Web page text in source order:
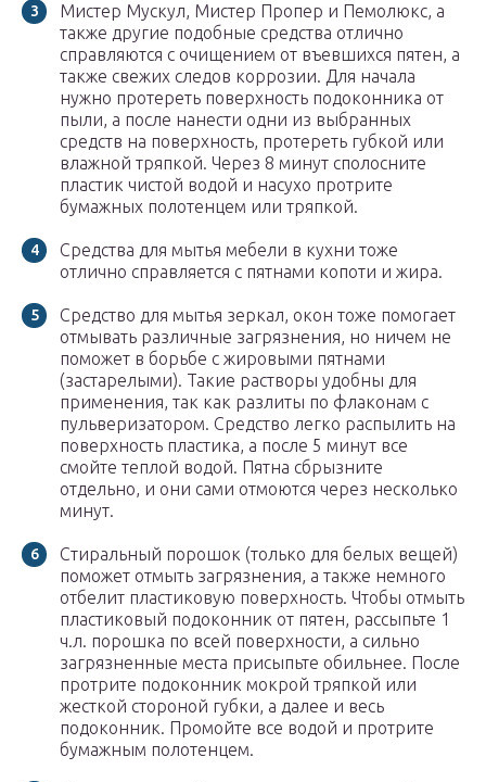
Мистер Мускул, Мистер Пропер и Пемолюкс, а
также другие подобные средства отлично
справляются с очищением от въевшихся пятен, а
также свежих следов коррозии. Для начала
нужно протереть поверхность подоконника от
пыли, а после нанести одни из выбранных
средств на поверхность, протереть губкой или
влажной тряпкой. Через 8 минут сполосните
пластик чистой водой и насухо протрите
бумажных полотенцем или тряпкой.
Средства для мытья мебели в кухни тоже
отлично справляется с пятнами копоти и жира.
Средство для мытья зеркал, окон тоже помогает
отмывать различные загрязнения, но ничем не
поможет в борьбе с жировыми пятнами
(застарелыми). Такие растворы удобны для
применения, так как разлиты по флаконам с
пульверизатором. Средство легко распылить на
поверхность пластика, а после 5 минут все
смойте теплой водой. Пятна сбрызните
отдельно, и они сами отмоются через несколько
минут.
Стиральный порошок (только для белых вещей)
поможет отмыть загрязнения, а также немного
отбелит пластиковую поверхность. Чтобы отмыть
пластиковый подоконник от пятен, рассыпьте 1
ч.л. порошка по всей поверхности, а сильно
загрязненные места присыпьте обильнее. После
протрите подоконник мокрой тряпкой или
жесткой стороной губки, а далее и весь
подоконник. Промойте все водой и протрите
бумажным полотенцем.